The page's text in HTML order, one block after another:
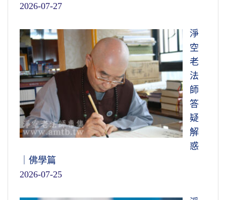
2026-07-27
淨
空
老
法
師
答
疑
解
惑
｜佛學篇
2026-07-25